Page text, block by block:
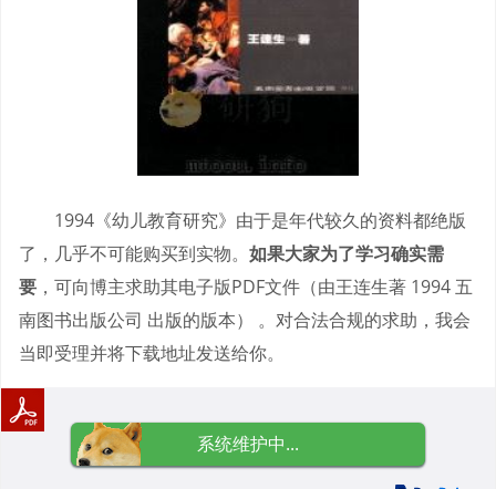
1994《幼儿教育研究》由于是年代较久的资料都绝版
了，几乎不可能购买到实物。 如果大家为了学习确实需
要 ，可向博主求助其电子版PDF文件（由王连生著 1994 五
南图书出版公司 出版的版本） 。对合法合规的求助，我会
当即受理并将下载地址发送给你。
系统维护中...